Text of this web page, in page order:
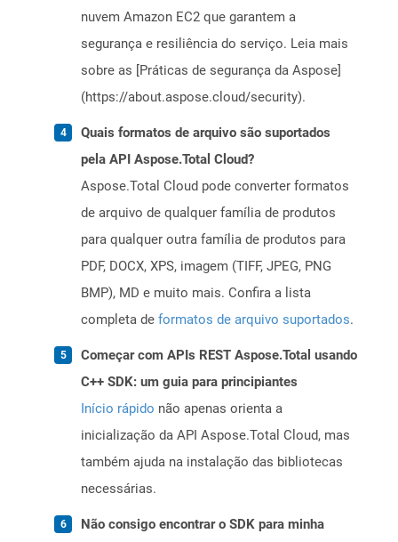
nuvem Amazon EC2 que garantem a
segurança e resiliência do serviço. Leia mais
sobre as [Práticas de segurança da Aspose]
(https://about.aspose.cloud/security).
Quais formatos de arquivo são suportados
pela API Aspose.Total Cloud?
Aspose.Total Cloud pode converter formatos
de arquivo de qualquer família de produtos
para qualquer outra família de produtos para
PDF, DOCX, XPS, imagem (TIFF, JPEG, PNG
BMP), MD e muito mais. Confira a lista
completa de formatos de arquivo suportados.
Começar com APIs REST Aspose.Total usando
C++ SDK: um guia para principiantes
Início rápido não apenas orienta a
inicialização da API Aspose.Total Cloud, mas
também ajuda na instalação das bibliotecas
necessárias.
Não consigo encontrar o SDK para minha